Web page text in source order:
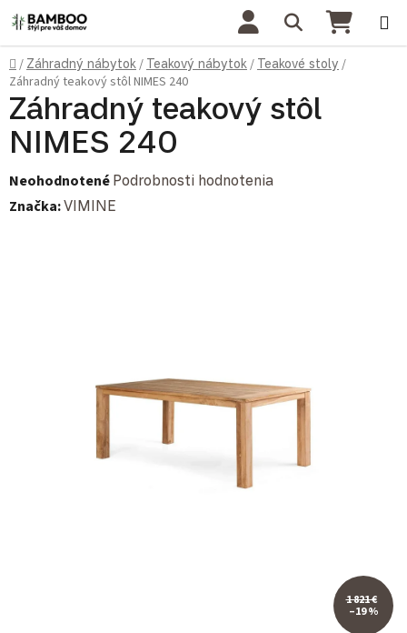
Prejsť na obsah Hľadať
Domov
/ Záhradný nábytok / Teakový nábytok / Teakové stoly /
Záhradný teakový stôl NIMES 240
Záhradný teakový stôl
NIMES 240
Priemerné hodnotenie produktu je 0,0 z 5 hviezdičiek.
Neohodnotené Podrobnosti hodnotenia
Značka:VIMINE
1 821 €
–19 %